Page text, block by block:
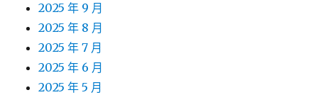
2025 年 9 月
2025 年 8 月
2025 年 7 月
2025 年 6 月
2025 年 5 月